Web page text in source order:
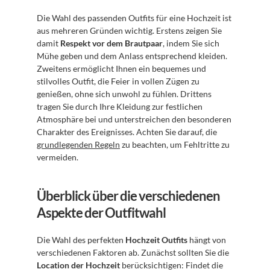
Die Wahl des passenden Outfits für eine Hochzeit ist
aus mehreren Gründen wichtig. Erstens zeigen Sie
damit Respekt vor dem Brautpaar, indem Sie sich
Mühe geben und dem Anlass entsprechend kleiden.
Zweitens ermöglicht Ihnen ein bequemes und
stilvolles Outfit, die Feier in vollen Zügen zu
genießen, ohne sich unwohl zu fühlen. Drittens
tragen Sie durch Ihre Kleidung zur festlichen
Atmosphäre bei und unterstreichen den besonderen
grundlegenden Regeln zu beachten, um Fehltritte zu
vermeiden.
Überblick über die verschiedenen
Aspekte der Outfitwahl
Die Wahl des perfekten Hochzeit Outfits hängt von
Location der Hochzeit berücksichtigen: Findet die